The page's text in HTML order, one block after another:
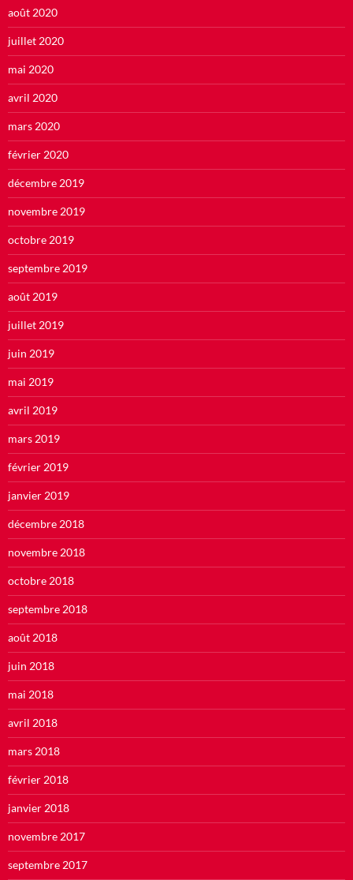
août 2020
juillet 2020
mai 2020
avril 2020
mars 2020
février 2020
décembre 2019
novembre 2019
octobre 2019
septembre 2019
août 2019
juillet 2019
juin 2019
mai 2019
avril 2019
mars 2019
février 2019
janvier 2019
décembre 2018
novembre 2018
octobre 2018
septembre 2018
août 2018
juin 2018
mai 2018
avril 2018
mars 2018
février 2018
janvier 2018
novembre 2017
septembre 2017